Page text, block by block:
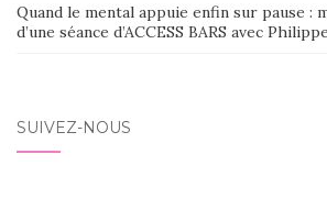
Quand le mental appuie enfin sur pause :
d’une séance d’ACCESS BARS avec Philippe
SUIVEZ-NOUS